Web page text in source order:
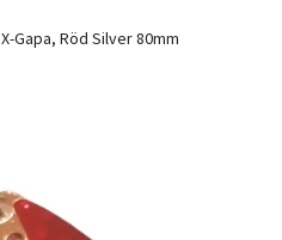
X-Gapa, Röd Silver 80mm